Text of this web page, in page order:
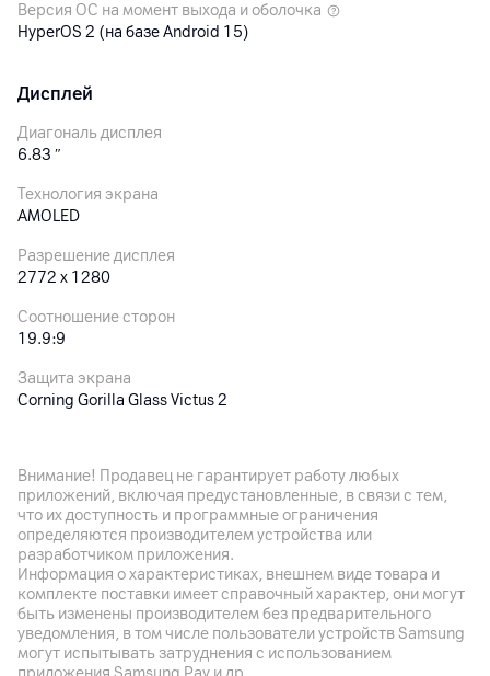
Версия ОС на момент выхода и оболочка
HyperOS 2 (на базе Android 15)
Дисплей
Диагональ дисплея
6.83 ″
Технология экрана
AMOLED
Разрешение дисплея
2772 x 1280
Соотношение сторон
19.9:9
Защита экрана
Corning Gorilla Glass Victus 2
Особенности дисплея
Глубина цвета: 12 бит, широкий цветовой охват DCI-P3,
яркость: 3200 нит (пик.), поддержка управления мокрыми
руками (Wet Touch Technology 2.0)
Основная камера
Разрешение камеры
Внимание! Продавец не гарантирует работу любых
приложений, включая предустановленные, в связи с тем,
что их доступность и программные ограничения
определяются производителем устройства или
разработчиком приложения.
Информация о характеристиках, внешнем виде товара и
комплекте поставки имеет справочный характер, они могут
быть изменены производителем без предварительного
уведомления, в том числе пользователи устройств Samsung
могут испытывать затруднения с использованием